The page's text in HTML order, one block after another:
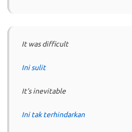
It was difficult
Ini sulit
It’s inevitable
Ini tak terhindarkan